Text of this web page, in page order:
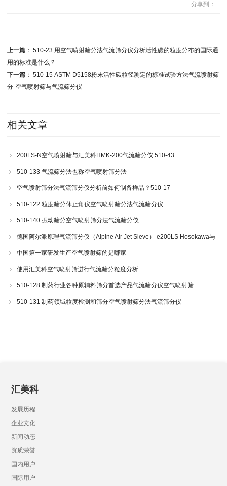
分享到：
上一篇： 510-23 用空气喷射筛分法气流筛分仪分析活性碳的粒度分布的国际通
用的标准是什么？
下一篇： 510-15 ASTM D5158粉末活性碳粒径测定的标准试验方法气流喷射筛
分-空气喷射筛与气流筛分仪
相关文章
200LS-N空气喷射筛与汇美科HMK-200气流筛分仪 510-43
510-133 气流筛分法也称空气喷射筛分法
空气喷射筛分法气流筛分仪分析前如何制备样品？510-17
510-122 粒度筛分休止角仪空气喷射筛分法气流筛分仪
510-140 振动筛分空气喷射筛分法气流筛分仪
德国阿尔派原理气流筛分仪（Alpine Air Jet Sieve） e200LS Hosokawa与
200LS-N空气喷射筛分仪 510-34
中国第一家研发生产空气喷射筛的是哪家
使用汇美科空气喷射筛进行气流筛分粒度分析
510-128 制药行业各种原辅料筛分首选产品气流筛分仪空气喷射筛
510-131 制药领域粒度检测和筛分空气喷射筛分法气流筛分仪
汇美科
发展历程
企业文化
新闻动态
资质荣誉
国内用户
国际用户